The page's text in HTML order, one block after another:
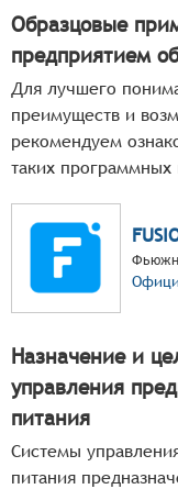
Образцовые
предприятием
Для лучшего
преимуществ и
рекомендуем
таких программных
Назначение и
управления
питания
Системы
питания